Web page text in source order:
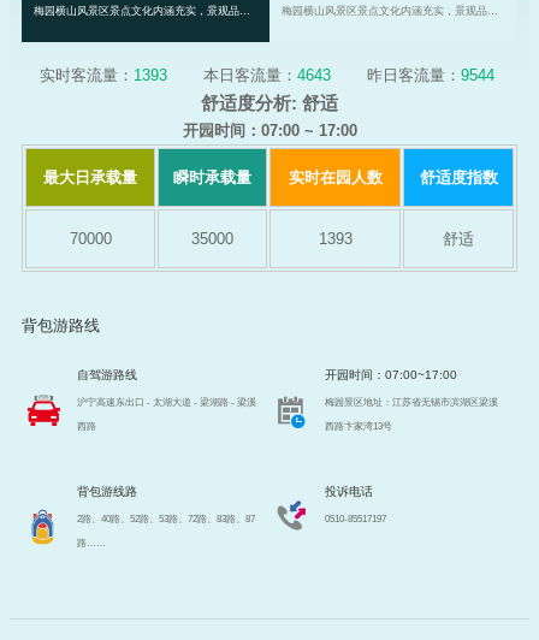
梅园横山风景区景点文化内涵充实，景观品位高雅。风景区由原来的81亩发展到现在的千余亩…… 梅园横山风景区景点文化内涵充实，景观品位高雅。风景区由原来的81亩发展到现在的千余亩……
实时客流量： 1393 本日客流量： 4643 昨日客流量： 9544
舒适度分析: 舒适
开园时间：07:00 ~ 17:00
最大日承载量 瞬时承载量 实时在园人数 舒适度指数
70000 35000 1393 舒适
背包游路线
自驾游路线
沪宁高速东出口 - 太湖大道 - 梁湖路 - 梁溪
西路
开园时间：07:00~17:00
梅园景区地址：江苏省无锡市滨湖区梁溪
西路卞家湾13号
背包游线路
2路、40路、52路、53路、72路、83路、87
路……
投诉电话
0510-85517197